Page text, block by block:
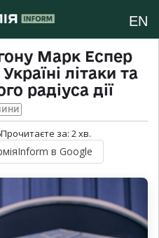
EN
Марк Еспер
літаки та
радіуса дії
Прочитаєте за: 2хв.
в Google